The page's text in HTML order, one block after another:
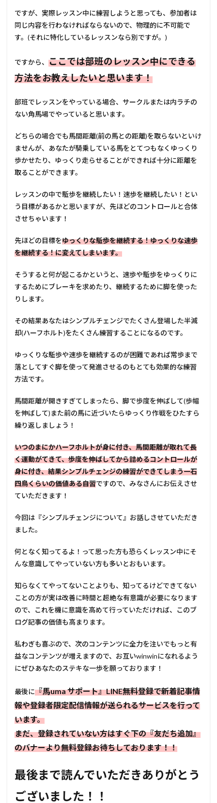
ですが、実際レッスン中に練習しようと思っても、参加者は
同じ内容を行わなければならないので、物理的に不可能で
す。(それに特化しているレッスンなら別ですが。)
ですから、 ここでは部班のレッスン中にできる
方法をお教えしたいと思います！
部班でレッスンをやっている場合、サークルまたは内ラチの
ない角馬場でやっていると思います。
どちらの場合でも馬間距離(前の馬との距離)を取らないといけ
ませんが、あなたが騎乗している馬をとてつもなくゆっくり
歩かせたり、ゆっくり走らせることができれば十分に距離を
取ることができます。
レッスンの中で駈歩を継続したい！速歩を継続したい！とい
う目標があるかと思いますが、先ほどのコントロールと合体
させちゃいます！
先ほどの目標をゆっくりな駈歩を継続する！ゆっくりな速歩
を継続する！に変えてしまいます。
そうすると何が起こるかというと、速歩や駈歩をゆっくりに
するためにブレーキを求めたり、継続するために脚を使った
りします。
その結果あなたはシンプルチェンジでたくさん登場した半減
却(ハーフホルト)をたくさん練習することになるのです。
ゆっくりな駈歩や速歩を継続するのが困難であれば常歩まで
落としてすぐ脚を使って発進させるのもとても効果的な練習
方法です。
馬間距離が開きすぎてしまったら、脚で歩度を伸ばして(歩幅
を伸ばして)また前の馬に近づいたらゆっくり作戦をひたすら
繰り返しましょう！
いつのまにかハーフホルトが身に付き、馬間距離が取れて長
く運動がてきて、歩度を伸ばしてから詰めるコントロールが
身に付き、結果シンプルチェンジの練習ができてしまう一石
四鳥くらいの価値ある自習ですので、みなさんにお伝えさせ
ていただきます！
今回は『シンプルチェンジについて』お話しさせていただき
ました。
何となく知ってるよ！って思った方も恐らくレッスン中にそ
んな意識してやっていない方も多いとおもいます。
知らなくてやってないことよりも、知ってるけどできてない
ことの方が実は改善に時間と超絶な有意識が必要になります
ので、これを機に意識を高めて行っていただければ、このブ
ログ記事の価値も高まります。
私わぎも喜ぶので、次のコンテンツに全力を注いでもっと有
益なコンテンツが増えますので、お互いwinwinになれるよう
にぜひあなたのステキな一歩を願っております！
最後に『馬uma サポート』LINE無料登録で新着記事情
報や登録者限定配信情報が送られるサービスを行って
います。
まだ、登録されていない方はすぐ下の『友だち追加』
のバナーより無料登録お待ちしております！！
最後まで読んでいただきありがとう
ございました！！